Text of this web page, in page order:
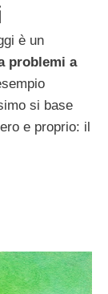
è un
problemi a
si base
e proprio: il